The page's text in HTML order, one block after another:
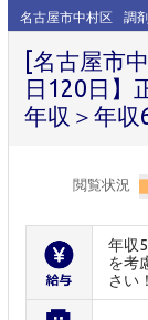
名古屋市中村区 調剤
[名古屋市
日120日】
年収＞年収
閲覧状況
年収
を考
さい！